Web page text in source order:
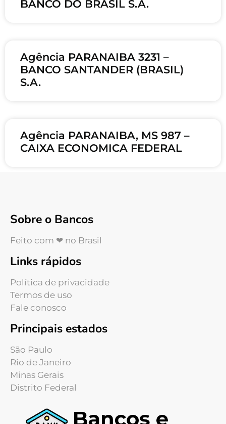
BANCO DO BRASIL S.A.
Agência PARANAIBA 3231 –
BANCO SANTANDER (BRASIL)
S.A.
Agência PARANAIBA, MS 987 –
CAIXA ECONOMICA FEDERAL
Sobre o Bancos
Feito com ❤ no Brasil
Links rápidos
Política de privacidade
Termos de uso
Fale conosco
Principais estados
São Paulo
Rio de Janeiro
Minas Gerais
Distrito Federal